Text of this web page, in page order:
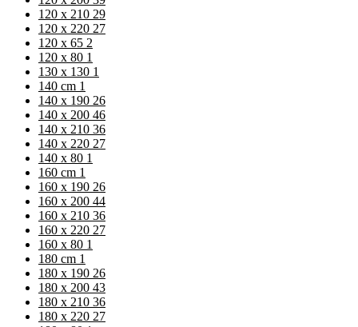
120 x 210 29
120 x 220 27
120 x 65 2
120 x 80 1
130 x 130 1
140 cm 1
140 x 190 26
140 x 200 46
140 x 210 36
140 x 220 27
140 x 80 1
160 cm 1
160 x 190 26
160 x 200 44
160 x 210 36
160 x 220 27
160 x 80 1
180 cm 1
180 x 190 26
180 x 200 43
180 x 210 36
180 x 220 27